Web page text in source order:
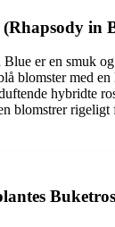
in
er en smuk
blomster med
hybridte
blomstrer rigeligt